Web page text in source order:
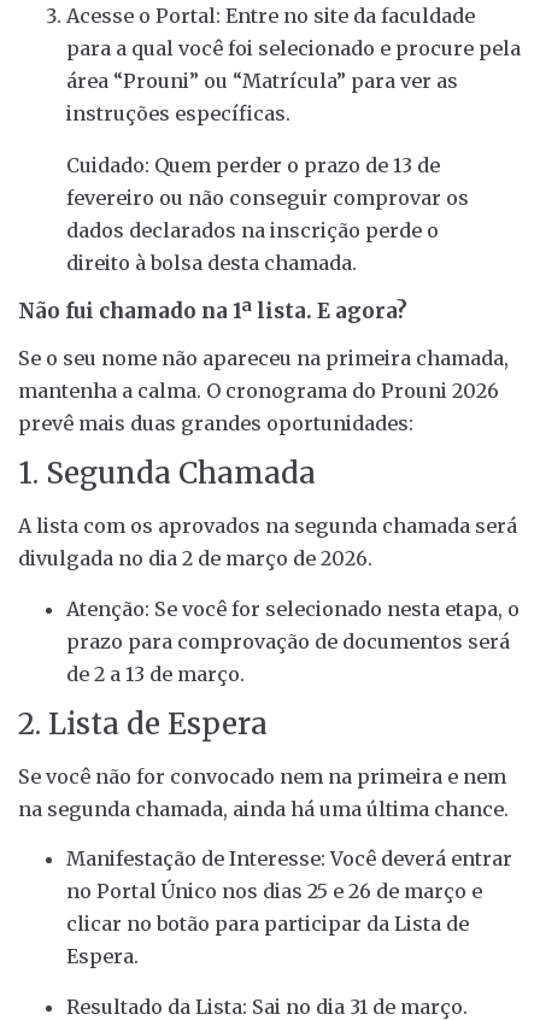
Acesse o Portal: Entre no site da faculdade
para a qual você foi selecionado e procure pela
área “Prouni” ou “Matrícula” para ver as
instruções específicas.
Cuidado: Quem perder o prazo de 13 de
fevereiro ou não conseguir comprovar os
dados declarados na inscrição perde o
direito à bolsa desta chamada.
Não fui chamado na 1ª lista. E agora?
Se o seu nome não apareceu na primeira chamada,
mantenha a calma. O cronograma do Prouni 2026
prevê mais duas grandes oportunidades:
1. Segunda Chamada
A lista com os aprovados na segunda chamada será
divulgada no dia 2 de março de 2026.
Atenção: Se você for selecionado nesta etapa, o
prazo para comprovação de documentos será
de 2 a 13 de março.
2. Lista de Espera
Se você não for convocado nem na primeira e nem
na segunda chamada, ainda há uma última chance.
Manifestação de Interesse: Você deverá entrar
no Portal Único nos dias 25 e 26 de março e
clicar no botão para participar da Lista de
Espera.
Resultado da Lista: Sai no dia 31 de março.